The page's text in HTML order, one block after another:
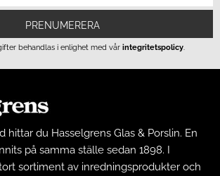
PRENUMERERA
behandlas i enlighet med vår integritetspolicy.
hittar du Hasselgrens Glas & Porslin. En
på samma ställe sedan 1898. I
sortiment av inredningsprodukter och